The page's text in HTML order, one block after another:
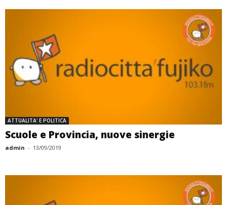
ATTUALITA' E POLITICA
Scuole e Provincia, nuove sinergie
admin - 13/09/2019